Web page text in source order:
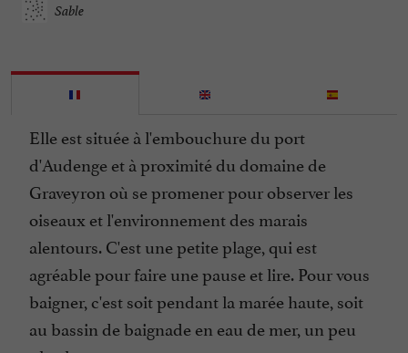
Sable
Elle est située à l'embouchure du port
d'Audenge et à proximité du domaine de
Graveyron où se promener pour observer les
oiseaux et l'environnement des marais
alentours. C'est une petite plage, qui est
agréable pour faire une pause et lire. Pour vous
baigner, c'est soit pendant la marée haute, soit
au bassin de baignade en eau de mer, un peu